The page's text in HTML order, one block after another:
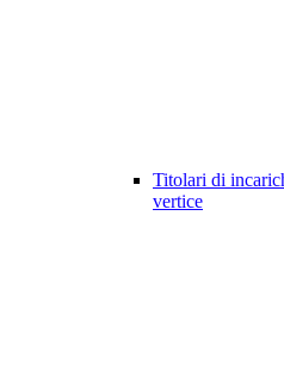
Titolari di
vertice